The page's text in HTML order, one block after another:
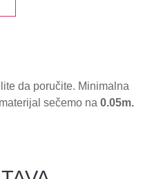
da poručite. Minimalna
sečemo na 0.05m.